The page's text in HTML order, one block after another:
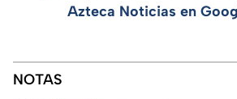
Azteca Noticias en
NOTAS